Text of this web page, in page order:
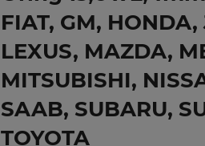
FIAT, GM, HONDA,
LEXUS, MAZDA,
MITSUBISHI,
SAAB, SUBARU,
TOYOTA